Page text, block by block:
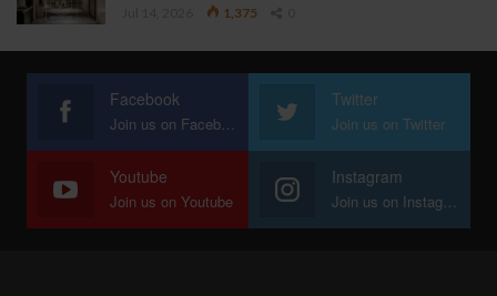
1,375
Facebook
Join us on Facebook
Twitter
Join us on Twitter
Youtube
Join us on Youtube
Instagram
Join us on Instagram